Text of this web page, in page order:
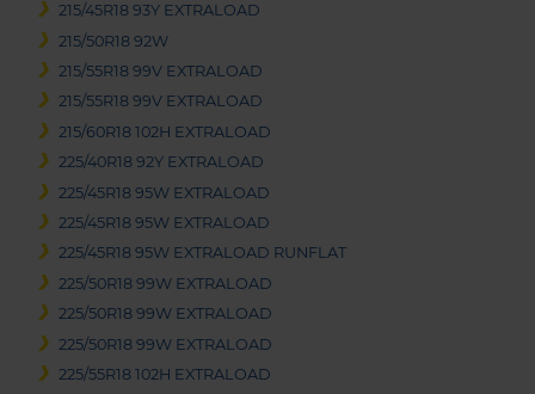
215/45R18 93Y EXTRALOAD
215/50R18 92W
215/55R18 99V EXTRALOAD
215/55R18 99V EXTRALOAD
215/60R18 102H EXTRALOAD
225/40R18 92Y EXTRALOAD
225/45R18 95W EXTRALOAD
225/45R18 95W EXTRALOAD
225/45R18 95W EXTRALOAD RUNFLAT
225/50R18 99W EXTRALOAD
225/50R18 99W EXTRALOAD
225/50R18 99W EXTRALOAD
225/55R18 102H EXTRALOAD